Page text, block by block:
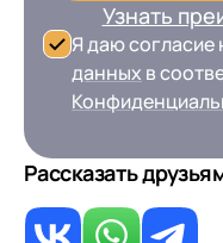
Узнать
Я даю согласие
данных в
Рассказать
1С:Фреш
Доки 1С